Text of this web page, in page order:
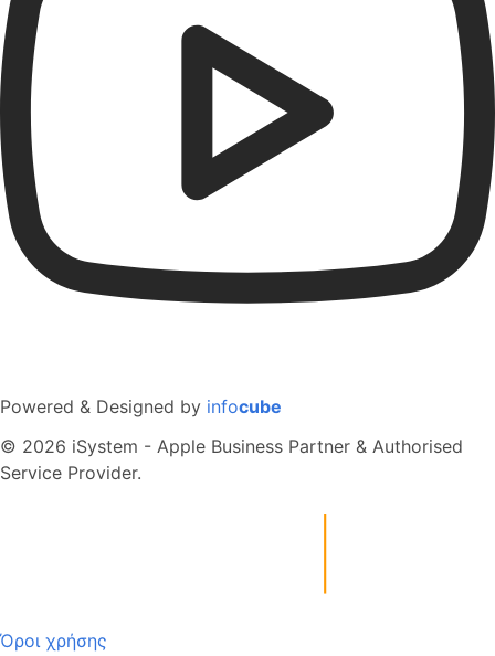
Powered & Designed by infocube
© 2026 iSystem - Apple Business Partner & Authorised
Service Provider.
Όροι χρήσης